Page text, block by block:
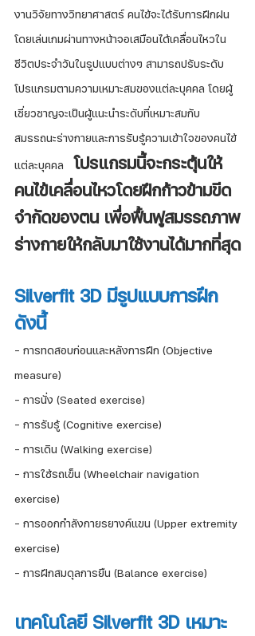
งานวิจัยทางวิทยาศาสตร์ คนไข้จะได้รับการฝึกฝน
โดยเล่นเกมผ่านทางหน้าจอเสมือนได้เคลื่อนไหวใน
ชีวิตประจำวันในรูปแบบต่างๆ สามารถปรับระดับ
โปรแกรมตามความเหมาะสมของแต่ละบุคคล โดยผู้
เชี่ยวชาญจะเป็นผู้แนะนำระดับที่เหมาะสมกับ
สมรรถนะร่างกายและการรับรู้ความเข้าใจของคนไข้
แต่ละบุคคล โปรแกรมนี้จะกระตุ้นให้
คนไข้เคลื่อนไหวโดยฝึกก้าวข้ามขีด
จำกัดของตน เพื่อฟื้นฟูสมรรถภาพ
ร่างกายให้กลับมาใช้งานได้มากที่สุด
Silverfit 3D มีรูปแบบการฝึก
ดังนี้
- การทดสอบก่อนและหลังการฝึก (Objective
measure)
- การนั่ง (Seated exercise)
- การรับรู้ (Cognitive exercise)
- การเดิน (Walking exercise)
- การใช้รถเข็น (Wheelchair navigation
exercise)
- การออกกำลังกายรยางค์แขน (Upper extremity
exercise)
- การฝึกสมดุลการยืน (Balance exercise)
เทคโนโลยี Silverfit 3D เหมาะ